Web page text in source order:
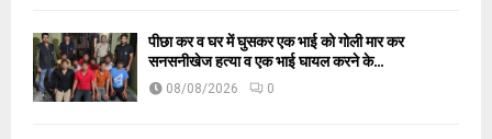
पीछा कर व घर में घुसकर एक भाई को गोली मार कर
सनसनीखेज हत्या व एक भाई घायल करने के...
08/08/2026 0